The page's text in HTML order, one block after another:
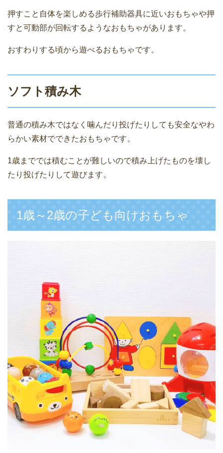
押すこと自体を楽しめる歩行補助器具に近いおもちゃや押
すと可動部が回転するようなおもちゃがあります。
おすわりする頃から遊べるおもちゃです。
ソフト積み木
普通の積み木ではなく噛んだり投げたりしても安全なやわ
らかい素材でできたおもちゃです。
1歳まででは積むことが難しいので積み上げたものを壊し
たり投げたりして遊びます。
1歳～2歳の子ども向けおもちゃ